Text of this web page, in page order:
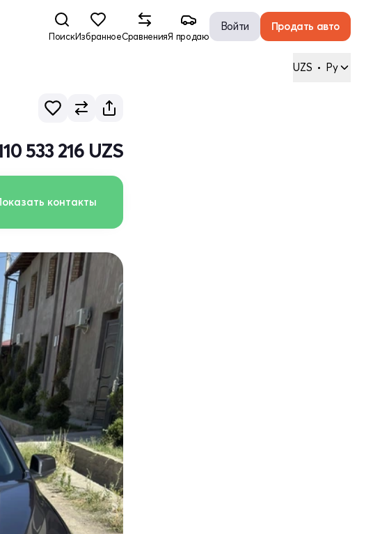
ПоискИзбранноеСравненияЯ продаю
Войти Продать авто
UZS • Ру
533 216 UZS
контакты